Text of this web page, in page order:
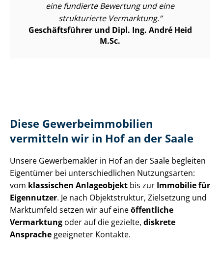
eine fundierte Bewertung und eine
strukturierte Vermarktung.
Geschäftsführer und Dipl. Ing. André Heid
M.Sc.
Diese Ge­wer­be­im­mo­bi­li­en
vermitteln wir in Hof an der Saale
Unsere Gewerbemakler in Hof an der Saale begleiten
Eigentümer bei un­ter­schied­li­chen Nutzungsarten:
vom klassischen Anlageobjekt bis zur Immobilie für
Eigennutzer. Je nach Objektstruktur, Zielsetzung und
Marktumfeld setzen wir auf eineöffentliche
Vermarktung oder auf die gezielte, diskrete
Ansprachegeeigneter Kontakte.